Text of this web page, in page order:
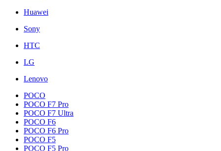
Huawei
Sony
HTC
LG
Lenovo
POCO
POCO F7 Pro
POCO F7 Ultra
POCO F6
POCO F6 Pro
POCO F5
POCO F5 Pro